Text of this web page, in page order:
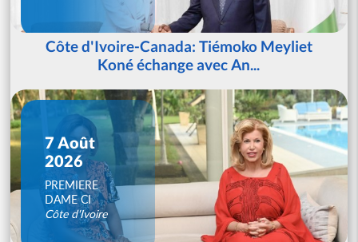
Côte d'Ivoire-Canada: Tiémoko Meyliet
Koné échange avec An...
7 Août
2026
PREMIERE
DAME CI
Côte d'Ivoire